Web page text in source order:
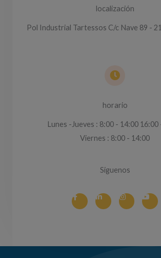
localización
Pol Industrial Tartessos C/c Nave 89 -
horario
Lunes -Jueves : 8:00 - 14:00 16:00
Viernes : 8:00 - 14:00
Siguenos
F
c
k
L
n
n
I
s
a
Y
u